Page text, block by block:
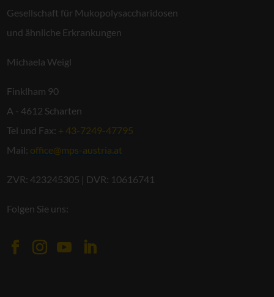
Gesellschaft für Mukopolysaccharidosen
und ähnliche Erkrankungen
Michaela Weigl
Finklham 90
A - 4612 Scharten
Tel und Fax: + 43-7249-47795
Mail: office@mps-austria.at
ZVR: 423245305 | DVR: 10616741
Folgen Sie uns: